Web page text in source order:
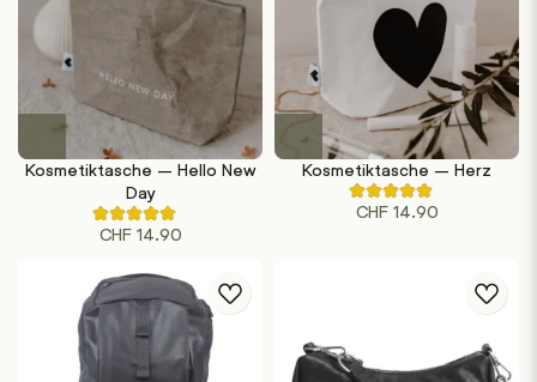
Kosmetiktasche – Hello New
Day
Rated
4.60
5
based
on
5
customer
ratings
CHF14.90
Kosmetiktasche – Herz
Rated
4.50
CHF14.90